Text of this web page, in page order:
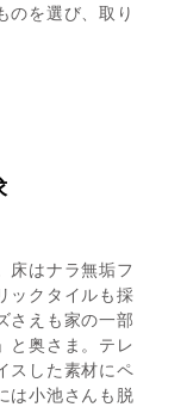
のを選び、取り
床はナラ無垢フ
ックタイルも採
さえも家の一部
と奥さま。テレ
スした素材にペ
は小池さんも脱